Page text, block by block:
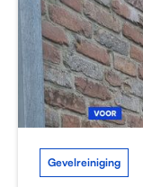
Gevelreiniging